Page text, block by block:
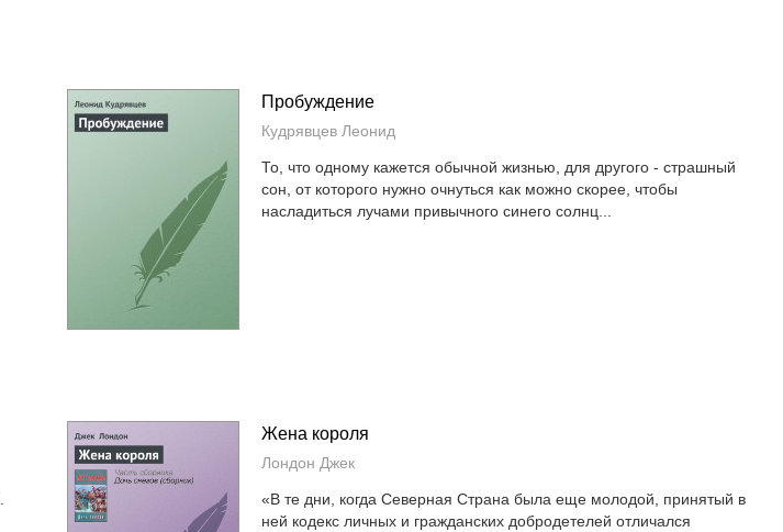
Пробуждение
Кудрявцев Леонид
То, что одному кажется обычной жизнью, для другого - страшный
сон, от которого нужно очнуться как можно скорее, чтобы
насладиться лучами привычного синего солнц...
Жена короля
Лондон Джек
«В те дни, когда Северная Страна была еще молодой, принятый в
ней кодекс личных и гражданских добродетелей отличался